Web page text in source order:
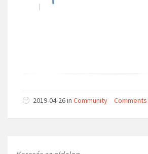
2019-04-26in Community Comments